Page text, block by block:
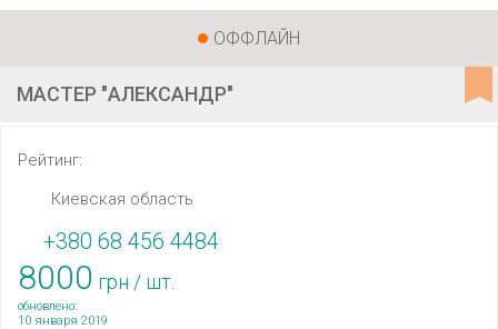
ОФФЛАЙН
МАСТЕР "АЛЕКСАНДР"
Рейтинг:
Киевская область
+380 68 456 4484
8000 грн / шт.
обновлено:
10 января 2019